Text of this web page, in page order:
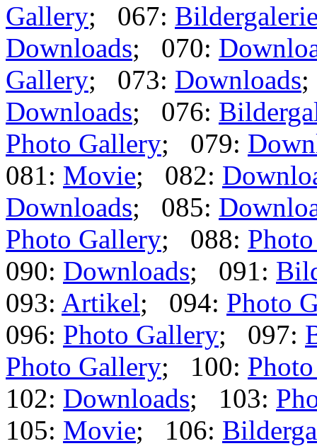
Gallery; 067:
Downloads; 070:
Gallery; 073: Downloads
Downloads; 076:
Photo Gallery; 079:
081: Movie; 082:
Downloads; 085:
Photo Gallery; 088:
090: Downloads; 091:
093: Artikel; 094: Photo
096: Photo Gallery; 097:
Photo Gallery; 100:
102: Downloads; 103:
105: Movie; 106: